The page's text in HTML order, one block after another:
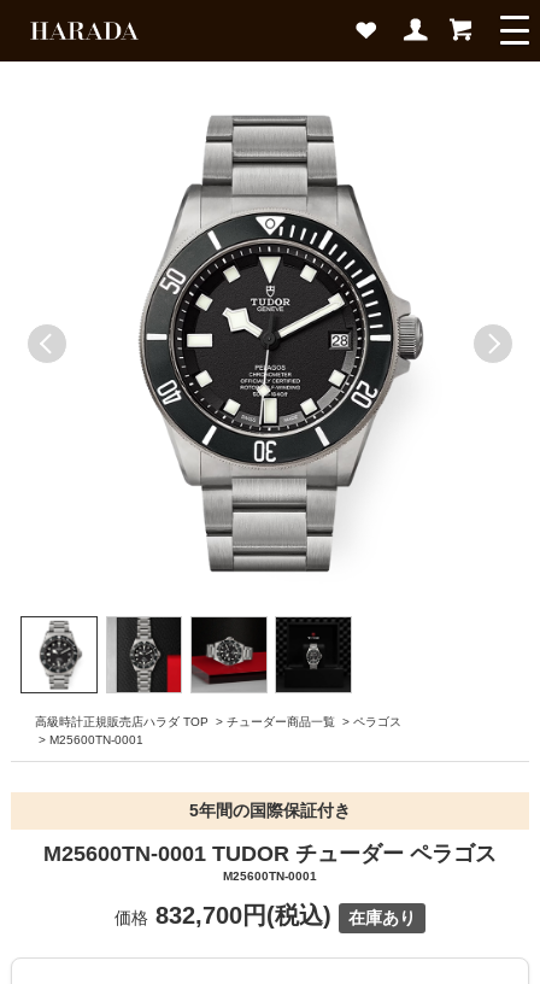
高級時計正規販売店ハラダ TOP > チューダー商品一覧 > ペラゴス
> M25600TN-0001
5年間の国際保証付き
M25600TN-0001 TUDOR チューダー ペラゴス
M25600TN-0001
価格 832,700円(税込) 在庫あり